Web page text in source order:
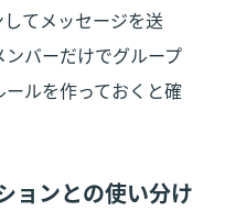
てメッセージを送
バーだけでグループ
ルを作っておくと確
ョンとの使い分け